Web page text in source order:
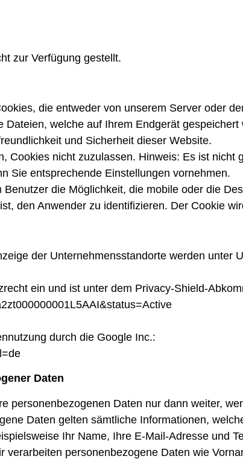
zur Verfügung gestellt.
die entweder von unserem Server oder
welche auf Ihrem Endgerät
und Sicherheit dieser Website.
Cookies nicht zuzulassen. Hinweis: Es ist
Sie entsprechende Einstellungen vornehmen.
die Möglichkeit, die mobile oder die
den Anwender zu identifizieren. Der Cookie
der Unternehmensstandorte werden unter
ein und ist unter dem Privacy-Shield-
durch die Google Inc.:
Daten
personenbezogenen Daten nur dann weiter,
Daten gelten sämtliche Informationen,
Ihr Name, Ihre E-Mail-Adresse und
verarbeiten personenbezogene Daten wie